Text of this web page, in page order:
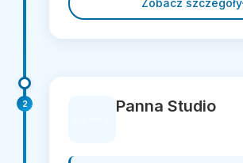
Zobacz szczegóły
2 Panna Studio